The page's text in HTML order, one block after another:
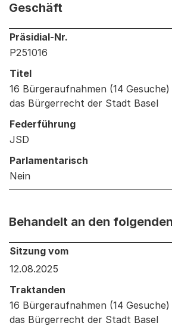
Geschäft
Informationen zum Ausgewählten
Präsidial-Nr.
P251016
Titel
16 Bürgeraufnahmen (14
das Bürgerrecht der Stadt Basel
Federführung
JSD
Parlamentarisch
Nein
Behandelt an den
Behandelt an den folgenden
Sitzung vom
12.08.2025
Traktanden
16 Bürgeraufnahmen (14
das Bürgerrecht der Stadt Basel